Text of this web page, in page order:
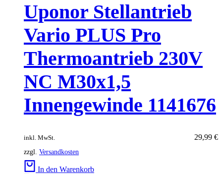
Uponor Stellantrieb
Vario PLUS Pro
Thermoantrieb 230V
NC M30x1,5
Innengewinde 1141676
29,99 €
inkl. MwSt.
zzgl. Versandkosten
In den Warenkorb